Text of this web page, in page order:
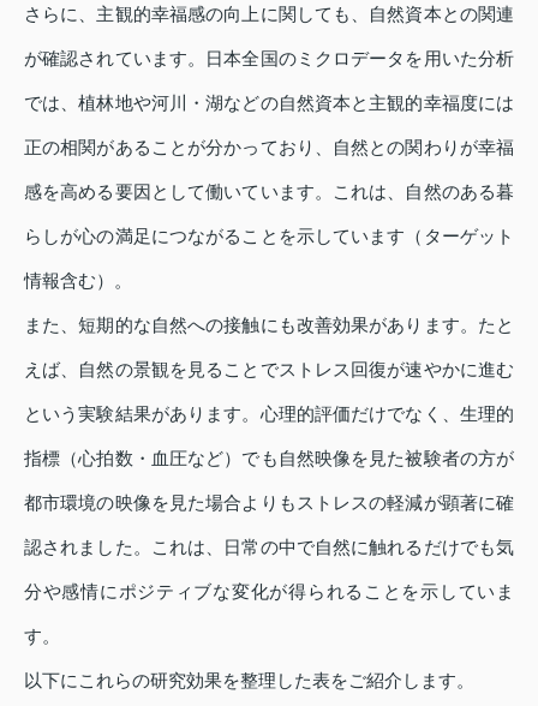
さらに、主観的幸福感の向上に関しても、自然資本との関連
が確認されています。日本全国のミクロデータを用いた分析
では、植林地や河川・湖などの自然資本と主観的幸福度には
正の相関があることが分かっており、自然との関わりが幸福
感を高める要因として働いています。これは、自然のある暮
らしが心の満足につながることを示しています（ターゲット
情報含む）。
また、短期的な自然への接触にも改善効果があります。たと
えば、自然の景観を見ることでストレス回復が速やかに進む
という実験結果があります。心理的評価だけでなく、生理的
指標（心拍数・血圧など）でも自然映像を見た被験者の方が
都市環境の映像を見た場合よりもストレスの軽減が顕著に確
認されました。これは、日常の中で自然に触れるだけでも気
分や感情にポジティブな変化が得られることを示していま
す。
以下にこれらの研究効果を整理した表をご紹介します。